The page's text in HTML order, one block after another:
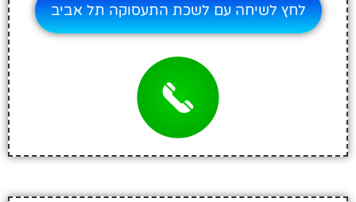
לחץ לשיחה עם לשכת התעסוקה תל אביב